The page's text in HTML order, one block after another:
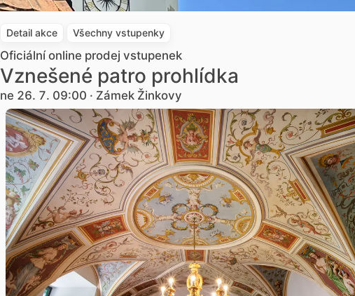
Detail akce Všechny vstupenky
Oficiální online prodej vstupenek
Vznešené patro prohlídka
ne 26. 7. 09:00 · Zámek Žinkovy